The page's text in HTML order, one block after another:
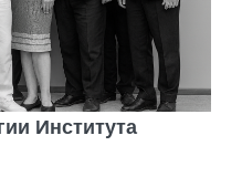
Института